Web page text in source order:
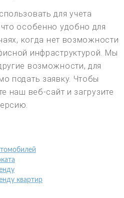
для учета
особенно удобно для
когда нет возможности
инфраструктурой. Мы
возможности, для
подать заявку. Чтобы
наш веб-сайт и загрузите
квартир